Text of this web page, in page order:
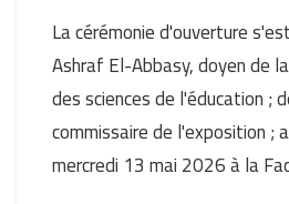
La cérémonie d'ouverture
Ashraf El-Abbasy, doyen de
des sciences de l'éducation ;
commissaire de l'exposition ;
mercredi 13 mai 2026 à la